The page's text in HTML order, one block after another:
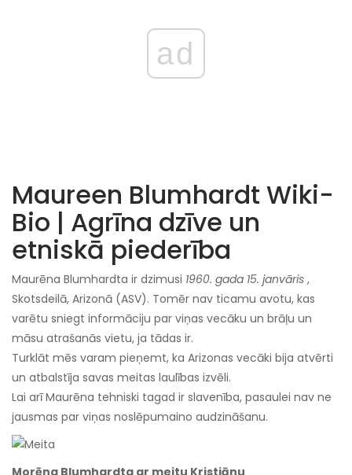
ad
Maureen Blumhardt Wiki-
Bio | Agrīna dzīve un
etniskā piederība
Maurēna Blumhardta ir dzimusi 1960. gada 15. janvāris ,
Skotsdeilā, Arizonā (ASV). Tomēr nav ticamu avotu, kas
varētu sniegt informāciju par viņas vecāku un brāļu un
māsu atrašanās vietu, ja tādas ir.
Turklāt mēs varam pieņemt, ka Arizonas vecāki bija atvērti
un atbalstīja savas meitas laulības izvēli.
Lai arī Maurēna tehniski tagad ir slavenība, pasaulei nav ne
jausmas par viņas noslēpumaino audzināšanu.